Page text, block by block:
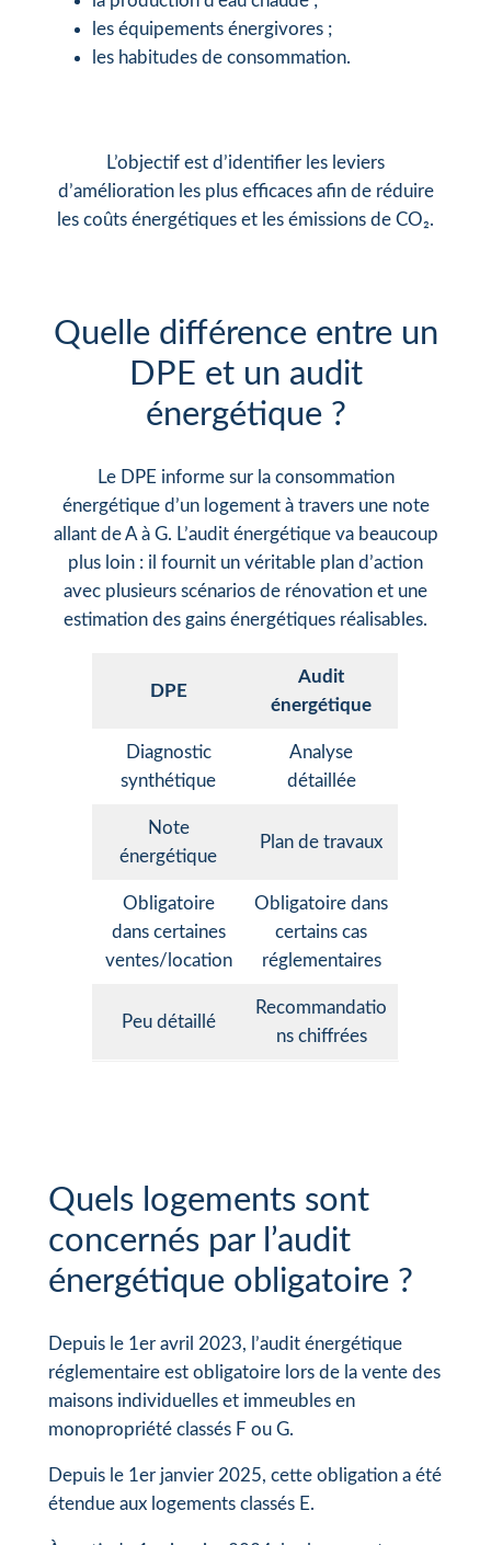
les équipements énergivores ;
les habitudes de consommation.
L’objectif est d’identifier les leviers
d’amélioration les plus efficaces afin de réduire
les coûts énergétiques et les émissions de CO₂.
Quelle différence entre un
DPE et un audit
énergétique ?
Le DPE informe sur la consommation
énergétique d’un logement à travers une note
allant de A à G. L’audit énergétique va beaucoup
plus loin : il fournit un véritable plan d’action
avec plusieurs scénarios de rénovation et une
estimation des gains énergétiques réalisables.
DPE
Audit
énergétique
Diagnostic
synthétique
Analyse
détaillée
Note
énergétique
Plan de travaux
Obligatoire
dans certaines
ventes/location
Obligatoire dans
certains cas
réglementaires
Peu détaillé
Recommandatio
ns chiffrées
Quels logements sont
concernés par l’audit
énergétique obligatoire ?
Depuis le 1er avril 2023, l’audit énergétique
réglementaire est obligatoire lors de la vente des
maisons individuelles et immeubles en
monopropriété classés F ou G.
Depuis le 1er janvier 2025, cette obligation a été
étendue aux logements classés E.